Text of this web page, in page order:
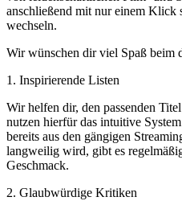
anschließend mit nur einem Klick
wechseln.
Wir wünschen dir viel Spaß beim
1. Inspirierende Listen
Wir helfen dir, den passenden
nutzen hierfür das intuitive
bereits aus den gängigen
langweilig wird, gibt es
Geschmack.
2. Glaubwürdige Kritiken